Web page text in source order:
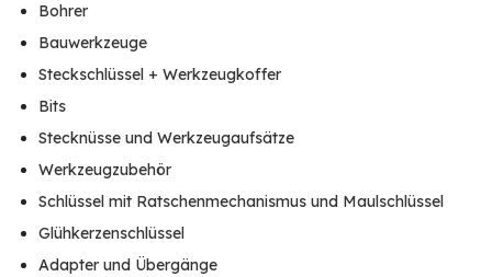
Bohrer
Bauwerkzeuge
Steckschlüssel + Werkzeugkoffer
Bits
Stecknüsse und Werkzeugaufsätze
Werkzeugzubehör
Schlüssel mit Ratschenmechanismus und Maulschlüssel
Glühkerzenschlüssel
Adapter und Übergänge